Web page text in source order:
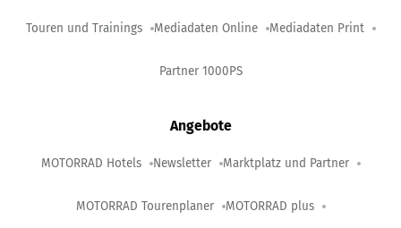
Touren und Trainings Mediadaten Online Mediadaten Print
Partner 1000PS
Angebote
MOTORRAD Hotels Newsletter Marktplatz und Partner
MOTORRAD Tourenplaner MOTORRAD plus